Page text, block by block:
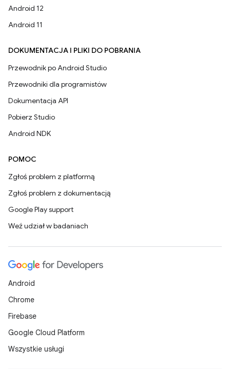
Android 12
Android 11
DOKUMENTACJA I PLIKI DO POBRANIA
Przewodnik po Android Studio
Przewodniki dla programistów
Dokumentacja API
Pobierz Studio
Android NDK
POMOC
Zgłoś problem z platformą
Zgłoś problem z dokumentacją
Google Play support
Weź udział w badaniach
Android
Chrome
Firebase
Google Cloud Platform
Wszystkie usługi